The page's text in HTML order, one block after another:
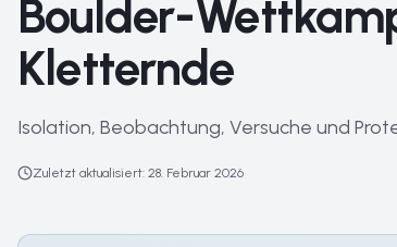
Boulder-
Kletternde
Isolation, Beobachtung, Versuche und
Zuletzt aktualisiert: 28. Februar 2026